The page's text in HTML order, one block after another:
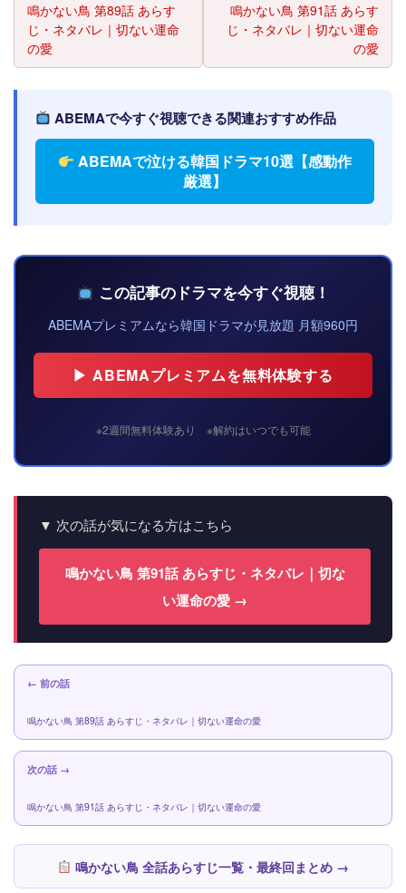
鳴かない鳥 第89話 あらす
じ・ネタバレ｜切ない運命
の愛
鳴かない鳥 第91話 あらす
じ・ネタバレ｜切ない運命
の愛
ABEMAで今すぐ視聴できる関連おすすめ作品
ABEMAで泣ける韓国ドラマ10選【感動作
厳選】
この記事のドラマを今すぐ視聴！
ABEMAプレミアムなら韓国ドラマが見放題 月額960円
▶ ABEMAプレミアムを無料体験する
※2週間無料体験あり ※解約はいつでも可能
▼ 次の話が気になる方はこちら
鳴かない鳥 第91話 あらすじ・ネタバレ｜切な
い運命の愛 →
← 前の話
鳴かない鳥 第89話 あらすじ・ネタバレ｜切ない運命の愛
次の話 →
鳴かない鳥 第91話 あらすじ・ネタバレ｜切ない運命の愛
鳴かない鳥 全話あらすじ一覧・最終回まとめ →